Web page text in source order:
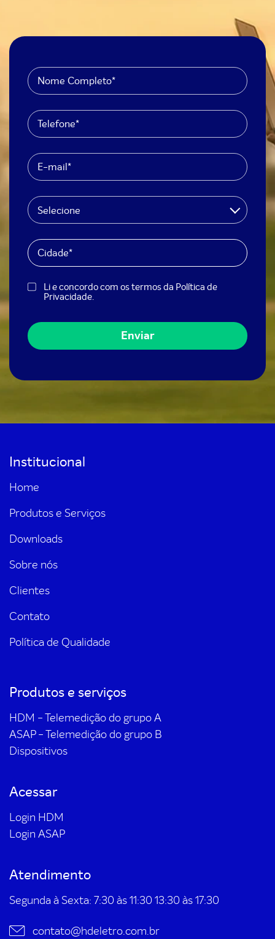
Selecione
Li e concordo com os termos da Política de
Privacidade
Institucional
Home
Produtos e Serviços
Downloads
Sobre nós
Clientes
Contato
Política de Qualidade
Produtos e serviços
HDM - Telemedição do grupo A
ASAP - Telemedição do grupo B
Dispositivos
Acessar
Login HDM
Login ASAP
Atendimento
Segunda à Sexta: 7:30 às 11:30 13:30 às 17:30
contato@hdeletro.com.br